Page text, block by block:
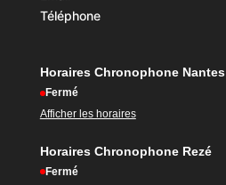
Téléphone
Horaires Chronophone Nantes
Fermé
Afficher les horaires
Horaires Chronophone Rezé
Fermé